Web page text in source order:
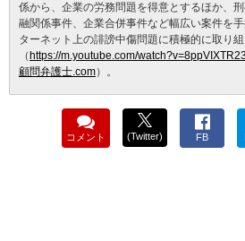
係から、企業の労務問題を得意とするほか、
融関係事件、企業合併事件など幅広い案件を
ターネット上の誹謗中傷問題に積極的に取り
（ https://m.youtube.com/
顧問弁護士.com）。
コメント (Twitter) FB